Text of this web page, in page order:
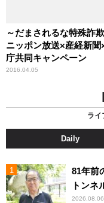
～だまされるな特殊詐
ニッポン放送×産経新聞
庁共同キャンペーン
2016.04.05
ライ
Daily
81年前
トンネ
2026.08.06